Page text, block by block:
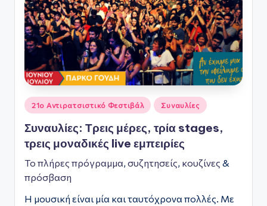
Αναρτήθηκε
σε
21ο Αντιρατσιστικό Φεστιβάλ Συναυλίες
Συναυλίες: Τρεις μέρες, τρία stages,
τρεις μοναδικές live εμπειρίες
Το πλήρες πρόγραμμα, συζητησείς, κουζίνες &
πρόσβαση
Η μουσική είναι μία και ταυτόχρονα πολλές. Με